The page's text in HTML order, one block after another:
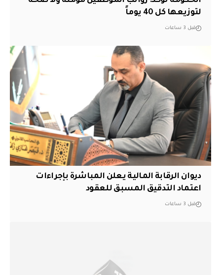
لتوزيعها كل 40 يوماً
قبل 3 ساعات
ديوان الرقابة المالية يعلن المباشرة بإجراءات
اعتماد التدقيق المسبق للعقود
قبل 3 ساعات